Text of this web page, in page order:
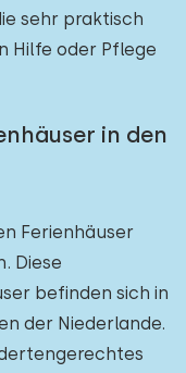
sehr praktisch
Hilfe oder Pflege
in den
Ferienhäuser
Diese
befinden sich in
der Niederlande.